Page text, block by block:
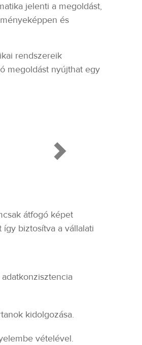
jelenti a megoldást,
és
rendszereik
megoldást nyújthat egy
átfogó képet
biztosítva a vállalati
kidolgozása.
vételével.